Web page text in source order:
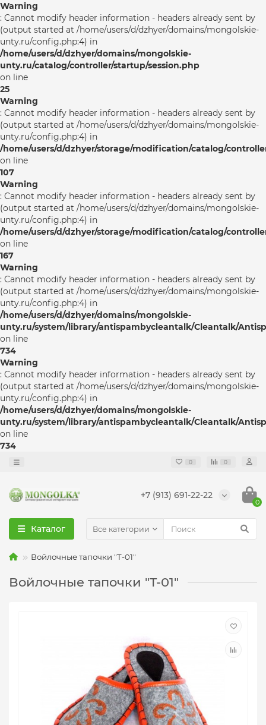
Warning
: Cannot modify header information - headers already sent by
(output started at /home/users/d/dzhyer/domains/mongolskie-
unty.ru/config.php:4) in
/home/users/d/dzhyer/domains/mongolskie-
unty.ru/catalog/controller/startup/session.php
on line
25
Warning
: Cannot modify header information - headers already sent by
(output started at /home/users/d/dzhyer/domains/mongolskie-
unty.ru/config.php:4) in
/home/users/d/dzhyer/storage/modification/catalog/
on line
107
Warning
: Cannot modify header information - headers already sent by
(output started at /home/users/d/dzhyer/domains/mongolskie-
unty.ru/config.php:4) in
/home/users/d/dzhyer/storage/modification/catalog/
on line
167
Warning
: Cannot modify header information - headers already sent by
(output started at /home/users/d/dzhyer/domains/mongolskie-
unty.ru/config.php:4) in
/home/users/d/dzhyer/domains/mongolskie-
unty.ru/system/library/antispambycleantalk/Cleantalk/
on line
734
Warning
: Cannot modify header information - headers already sent by
(output started at /home/users/d/dzhyer/domains/mongolskie-
unty.ru/config.php:4) in
/home/users/d/dzhyer/domains/mongolskie-
unty.ru/system/library/antispambycleantalk/Cleantalk/
on line
734
0 0
+7 (913) 691-22-22
0
Каталог Все категории
Войлочные тапочки "T-01"
Войлочные тапочки "T-01"